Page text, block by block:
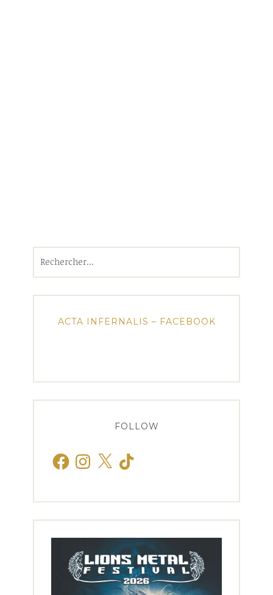
ACTA INFERNALIS – FACEBOOK
FOLLOW
FacebookInstagram
X TikTok